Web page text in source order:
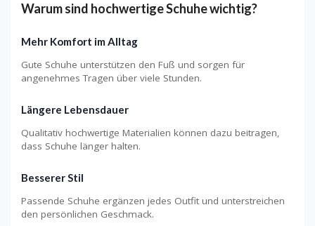
Warum sind hochwertige Schuhe wichtig?
Mehr Komfort im Alltag
Gute Schuhe unterstützen den Fuß und sorgen für
angenehmes Tragen über viele Stunden.
Längere Lebensdauer
Qualitativ hochwertige Materialien können dazu beitragen,
dass Schuhe länger halten.
Besserer Stil
Passende Schuhe ergänzen jedes Outfit und unterstreichen
den persönlichen Geschmack.